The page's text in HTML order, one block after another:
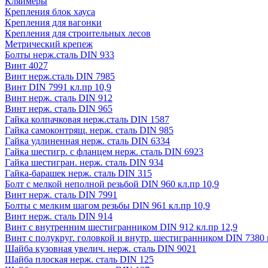
Крепления блок хауса
Крепления для вагонки
Крепления для строительных лесов
Метрический крепеж
Болты нерж.сталь DIN 933
Винт 4027
Винт нерж.сталь DIN 7985
Винт DIN 7991 кл.пр 10,9
Винт нерж. сталь DIN 912
Винт нерж. сталь DIN 965
Гайка колпачковая нерж.сталь DIN 1587
Гайка самоконтрящ. нерж. сталь DIN 985
Гайка удлиненная нерж. сталь DIN 6334
Гайка шестигр. с фланцем нерж. сталь DIN 6923
Гайка шестигран. нерж. сталь DIN 934
Гайка-барашек нерж. сталь DIN 315
Болт с мелкой неполной резьбой DIN 960 кл.пр 10,9
Винт нерж. сталь DIN 7991
Болты с мелким шагом резьбы DIN 961 кл.пр 10,9
Винт нерж. сталь DIN 914
Винт с внутренним шестигранником DIN 912 кл.пр 12,9
Винт с полукруг. головкой и внутр. шестигранником DIN 7380
Шайба кузовная увелич. нерж. сталь DIN 9021
Шайба плоская нерж. сталь DIN 125